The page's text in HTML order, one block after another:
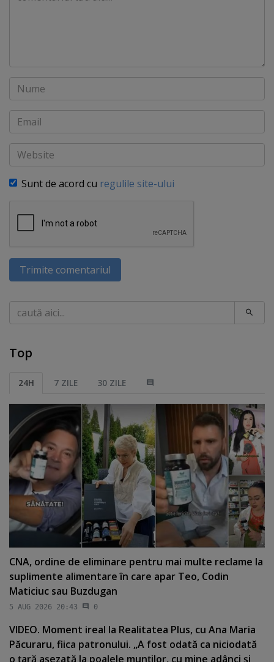
Nume
Email
Website
Sunt de acord cu regulile site-ului
Trimite comentariul
Caută
Top
24H 7 ZILE 30 ZILE
CNA, ordine de eliminare pentru mai multe reclame la
suplimente alimentare în care apar Teo, Codin
Maticiuc sau Buzdugan
5 AUG 2026 20:43 0
VIDEO. Moment ireal la Realitatea Plus, cu Ana Maria
Păcuraru, fiica patronului. „A fost odată ca niciodată
o ţară aşezată la poalele munţilor, cu mine adânci şi